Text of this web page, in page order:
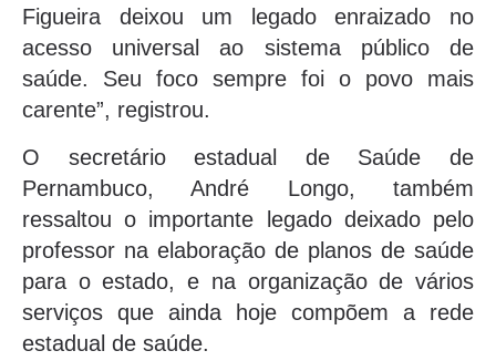
Figueira deixou um legado enraizado no
acesso universal ao sistema público de
saúde. Seu foco sempre foi o povo mais
carente”, registrou.
O secretário estadual de Saúde de
Pernambuco, André Longo, também
ressaltou o importante legado deixado pelo
professor na elaboração de planos de saúde
para o estado, e na organização de vários
serviços que ainda hoje compõem a rede
estadual de saúde.